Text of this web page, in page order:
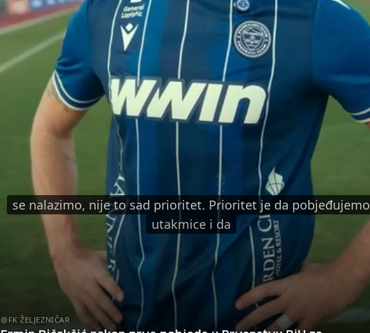
se nalazimo, nije to sad prioritet. Prioritet je da pobjeđujemo
utakmice i da
@FK ŽELJEZNIČAR